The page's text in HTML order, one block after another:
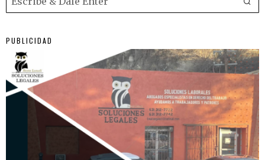
PUBLICIDAD